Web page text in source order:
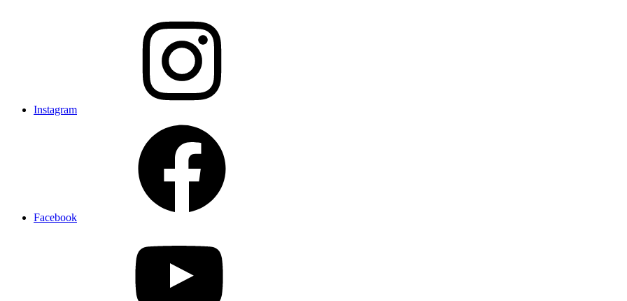
Instagram
Facebook